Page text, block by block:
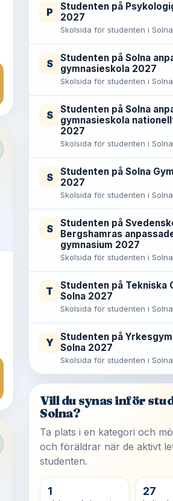
P
Studenten på
2027
Skolsida för studenten i Solna
S
Studenten på Solna
gymnasieskola 2027
Skolsida för studenten i Solna
S
Studenten på Solna
gymnasieskola
2027
Skolsida för studenten i Solna
S
Studenten på Solna
2027
Skolsida för studenten i Solna
S
Studenten på
Bergshamras
gymnasium 2027
Skolsida för studenten i Solna
T
Studenten på Tekniska
Solna 2027
Skolsida för studenten i Solna
Y
Studenten på
Solna 2027
Skolsida för studenten i Solna
Vill du synas inför
Solna?
Ta plats i en kategori och
och föräldrar när de aktivt
studenten.
1 27